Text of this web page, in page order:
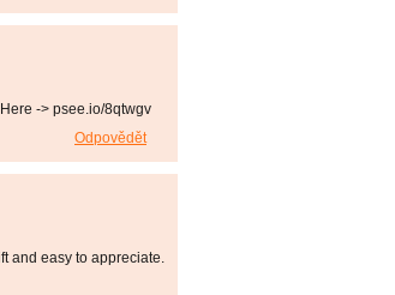
-> psee.io/8qtwgv
Odpovědět
and easy to appreciate.